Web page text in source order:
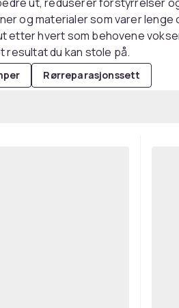
og materialer som varer
etter hvert som behovene
resultat du kan stole på.
Rørreparasjonssett